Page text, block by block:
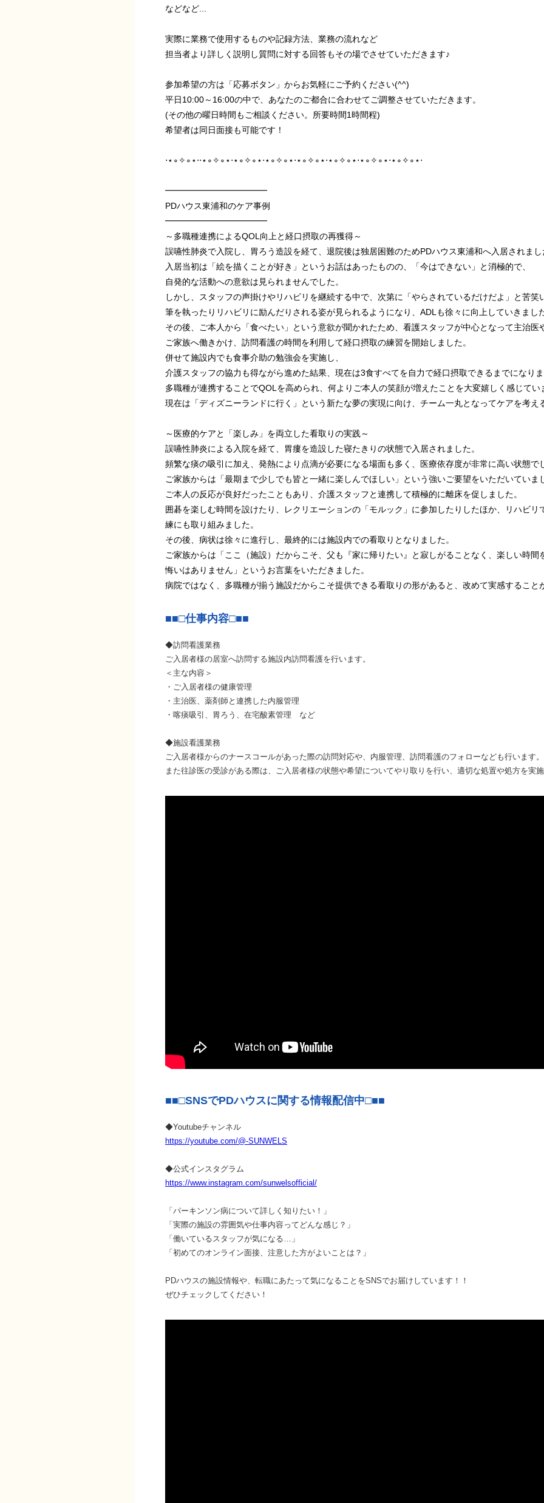
などなど...
実際に業務で使用するものや記録方法、業務の流れなど
担当者より詳しく説明し質問に対する回答もその場でさせていただきます♪
参加希望の方は「応募ボタン」からお気軽にご予約ください(^^)
平日10:00～16:00の中で、あなたのご都合に合わせてご調整させていただきます。
(その他の曜日時間もご相談ください。所要時間1時間程)
希望者は同日面接も可能です！
⋅⋆∘✧∘⋆⋅⋅⋆∘✧∘⋆⋅⋆∘✧∘⋆⋅⋆∘✧∘⋆⋅⋆∘✧∘⋆⋅⋆∘✧∘⋆⋅⋆∘✧∘⋆⋅⋆∘✧∘⋆⋅
━━━━━━━━━━━━
PDハウス東浦和のケア事例
━━━━━━━━━━━━
～多職種連携によるQOL向上と経口摂取の再獲得～
誤嚥性肺炎で入院し、胃ろう造設を経て、退院後は独居困難のためPDハウス東浦和へ入居されまし
入居当初は「絵を描くことが好き」というお話はあったものの、「今はできない」と消極的で、
自発的な活動への意欲は見られませんでした。
しかし、スタッフの声掛けやリハビリを継続する中で、次第に「やらされているだけだよ」と苦笑
筆を執ったりリハビリに励んだりされる姿が見られるようになり、ADLも徐々に向上していきまし
その後、ご本人から「食べたい」という意欲が聞かれたため、看護スタッフが中心となって主治医
ご家族へ働きかけ、訪問看護の時間を利用して経口摂取の練習を開始しました。
併せて施設内でも食事介助の勉強会を実施し、
介護スタッフの協力も得ながら進めた結果、現在は3食すべてを自力で経口摂取できるまでになり
多職種が連携することでQOLを高められ、何よりご本人の笑顔が増えたことを大変嬉しく感じてい
現在は「ディズニーランドに行く」という新たな夢の実現に向け、チーム一丸となってケアを考え
～医療的ケアと「楽しみ」を両立した看取りの実践～
誤嚥性肺炎による入院を経て、胃瘻を造設した寝たきりの状態で入居されました。
頻繁な痰の吸引に加え、発熱により点滴が必要になる場面も多く、医療依存度が非常に高い状態で
ご家族からは「最期まで少しでも皆と一緒に楽しんでほしい」という強いご要望をいただいていま
ご本人の反応が良好だったこともあり、介護スタッフと連携して積極的に離床を促しました。
囲碁を楽しむ時間を設けたり、レクリエーションの「モルック」に参加したりしたほか、リハビリ
練にも取り組みました。
その後、病状は徐々に進行し、最終的には施設内での看取りとなりました。
ご家族からは「ここ（施設）だからこそ、父も『家に帰りたい』と寂しがることなく、楽しい時間
悔いはありません」というお言葉をいただきました。
病院ではなく、多職種が揃う施設だからこそ提供できる看取りの形があると、改めて実感すること
■■□仕事内容□■■
◆訪問看護業務
ご入居者様の居室へ訪問する施設内訪問看護を行います。
＜主な内容＞
・ご入居者様の健康管理
・主治医、薬剤師と連携した内服管理
・喀痰吸引、胃ろう、在宅酸素管理 など
◆施設看護業務
ご入居者様からのナースコールがあった際の訪問対応や、内服管理、訪問看護のフォローなども行います。
また往診医の受診がある際は、ご入居者様の状態や希望についてやり取りを行い、適切な処置や処方を実
■■□SNSでPDハウスに関する情報配信中□■■
◆Youtubeチャンネル
https://youtube.com/@-SUNWELS
◆公式インスタグラム
https://www.instagram.com/sunwelsofficial/
「パーキンソン病について詳しく知りたい！」
「実際の施設の雰囲気や仕事内容ってどんな感じ？」
「働いているスタッフが気になる…」
「初めてのオンライン面接、注意した方がよいことは？」
PDハウスの施設情報や、転職にあたって気になることをSNSでお届けしています！！
ぜひチェックしてください！